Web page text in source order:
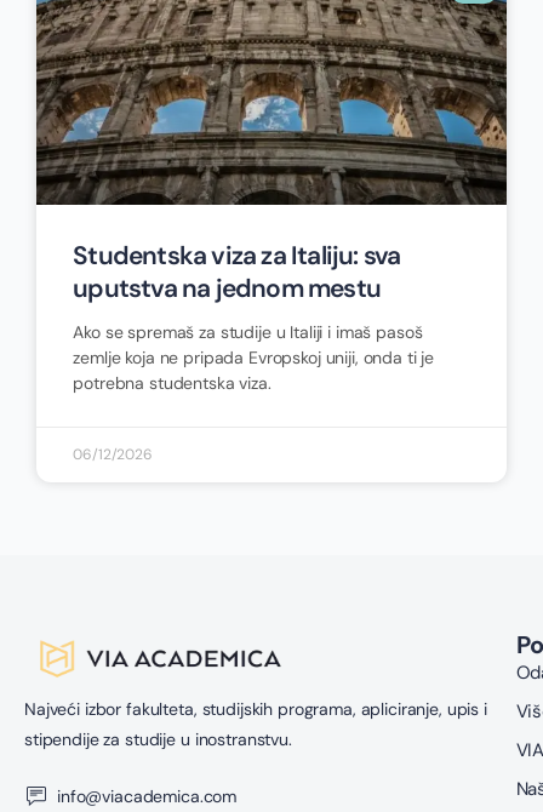
Studentska viza za Italiju: sva
uputstva na jednom mestu
Ako se spremaš za studije u Italiji i imaš pasoš
zemlje koja ne pripada Evropskoj uniji, onda ti je
potrebna studentska viza.
06/12/2026
Najveći izbor fakulteta, studijskih programa, apliciranje, upis i
stipendije za studije u inostranstvu.
info@viacademica.com